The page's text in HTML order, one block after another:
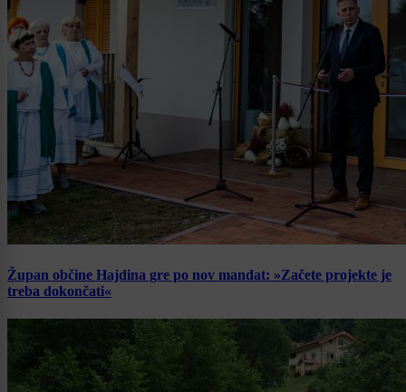
Župan občine Hajdina gre po nov mandat: »Začete projekte je
treba dokončati«